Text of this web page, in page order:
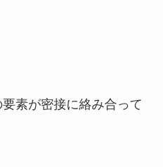
素が密接に絡み合って